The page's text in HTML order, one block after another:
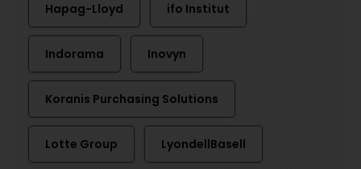
Hapag-Lloyd ifo Institut
Indorama Inovyn
Koranis Purchasing Solutions
Lotte Group LyondellBasell